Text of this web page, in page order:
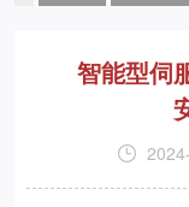
智能型伺